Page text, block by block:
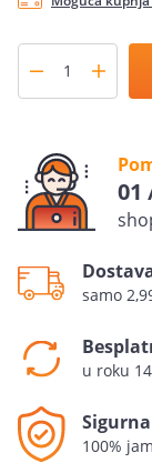
01
samo
u roku
100%